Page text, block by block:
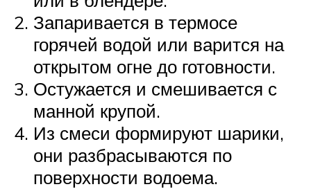
Запаривается в термосе
горячей водой или варится на
открытом огне до готовности.
Остужается и смешивается с
манной крупой.
Из смеси формируют шарики,
они разбрасываются по
поверхности водоема.